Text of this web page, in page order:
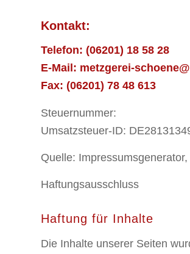
Kontakt:
Telefon: (06201) 18 58 28
E-Mail: metzgerei-
Fax: (06201) 78 48 613
Steuernummer:
Umsatzsteuer-ID:
Quelle:
Haftungsausschluss
Haftung für Inhalte
Die Inhalte unserer Seiten